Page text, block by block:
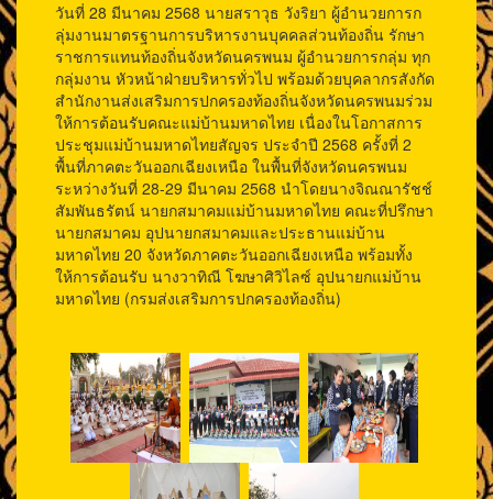
วันที่ 28 มีนาคม 2568 นายสราวุธ วังริยา ผู้อำนวยการก
ลุ่มงานมาตรฐานการบริหารงานบุคคลส่วนท้องถิ่น รักษา
ราชการแทนท้องถิ่นจังหวัดนครพนม ผู้อำนวยการกลุ่ม ทุก
กลุ่มงาน หัวหน้าฝ่ายบริหารทั่วไป พร้อมด้วยบุคลากรสังกัด
สำนักงานส่งเสริมการปกครองท้องถิ่นจังหวัดนครพนมร่วม
ให้การต้อนรับคณะแม่บ้านมหาดไทย เนื่องในโอกาสการ
ประชุมแม่บ้านมหาดไทยสัญจร ประจำปี 2568 ครั้งที่ 2
พื้นที่ภาคตะวันออกเฉียงเหนือ ในพื้นที่จังหวัดนครพนม
ระหว่างวันที่ 28-29 มีนาคม 2568 นำโดยนางจิณณารัชช์
สัมพันธรัตน์ นายกสมาคมแม่บ้านมหาดไทย คณะที่ปรึกษา
นายกสมาคม อุปนายกสมาคมและประธานแม่บ้าน
มหาดไทย 20 จังหวัดภาคตะวันออกเฉียงเหนือ พร้อมทั้ง
ให้การต้อนรับ นางวาทิณี โฆษาศิวิไลซ์ อุปนายกแม่บ้าน
มหาดไทย (กรมส่งเสริมการปกครองท้องถิ่น)